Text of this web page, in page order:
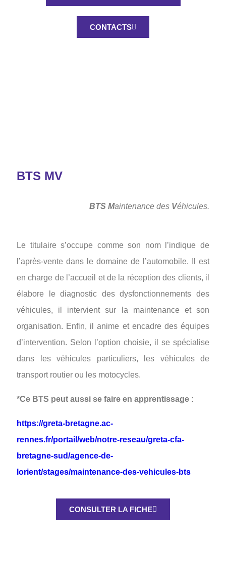
CONTACTS
BTS MV
BTS Maintenance des Véhicules.
Le titulaire s’occupe comme son nom l’indique de
l’après-vente dans le domaine de l’automobile. Il est
en charge de l’accueil et de la réception des clients, il
élabore le diagnostic des dysfonctionnements des
véhicules, il intervient sur la maintenance et son
organisation. Enfin, il anime et encadre des équipes
d’intervention. Selon l’option choisie, il se spécialise
dans les véhicules particuliers, les véhicules de
transport routier ou les motocycles.
*Ce BTS peut aussi se faire en apprentissage :
https://greta-bretagne.ac-
rennes.fr/portail/web/notre-reseau/greta-cfa-
bretagne-sud/agence-de-
lorient/stages/maintenance-des-vehicules-bts
CONSULTER LA FICHE